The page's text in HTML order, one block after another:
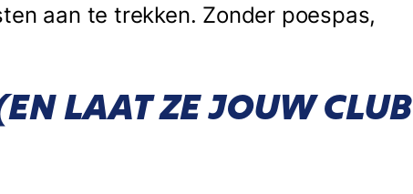
aan te trekken. Zonder poespas,
LAAT ZE JOUW CLUB